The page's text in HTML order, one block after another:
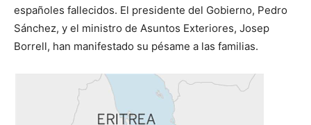
españoles fallecidos. El presidente del Gobierno, Pedro
Sánchez, y el ministro de Asuntos Exteriores, Josep
Borrell, han manifestado su pésame a las familias.